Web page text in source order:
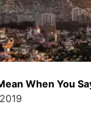
When You